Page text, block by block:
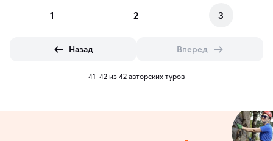
1 2 3
Назад Вперед
41–42 из 42 авторских туров